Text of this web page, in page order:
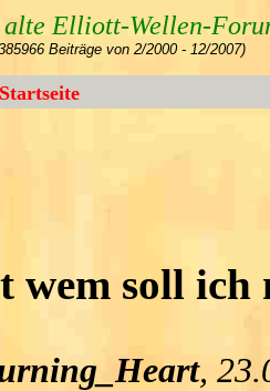
alte Elliott-Wellen-
Beiträge von 2/2000 - 12/2007)
Startseite
wem soll
,